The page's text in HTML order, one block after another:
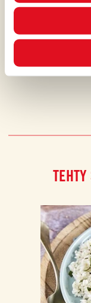
varten tutustu
ARVOSTELE